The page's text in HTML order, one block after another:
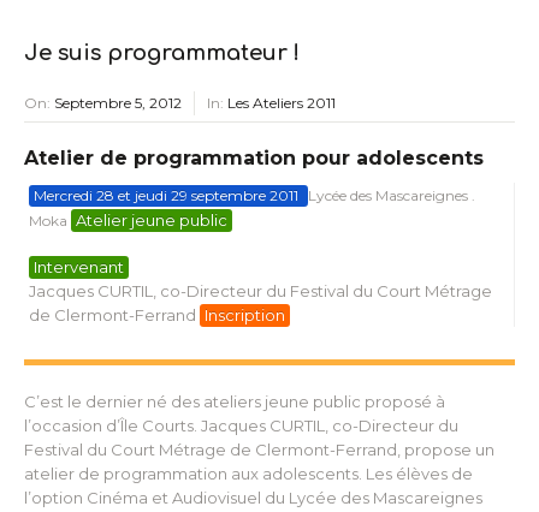
Je suis programmateur !
On: Septembre 5, 2012 In: Les Ateliers 2011
Atelier de programmation pour adolescents
Mercredi 28 et jeudi 29 septembre 2011
Lycée des Mascareignes .
Moka Atelier jeune public
Intervenant
Jacques CURTIL, co-Directeur du Festival du Court Métrage
de Clermont-Ferrand Inscription
C’est le dernier né des ateliers jeune public proposé à
l’occasion d’Île Courts. Jacques CURTIL, co-Directeur du
Festival du Court Métrage de Clermont-Ferrand, propose un
atelier de programmation aux adolescents. Les élèves de
l’option Cinéma et Audiovisuel du Lycée des Mascareignes